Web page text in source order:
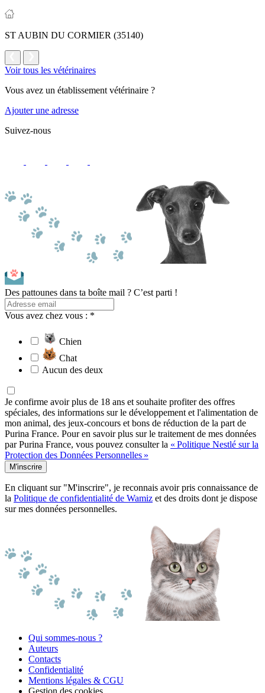
ST AUBIN DU CORMIER (35140)
Voir tous les vétérinaires
Vous avez un établissement vétérinaire ?
Ajouter une adresse
Suivez-nous
Des pattounes dans ta boîte mail ? C’est parti !
Vous avez chez vous : *
Chien
Chat
Aucun des deux
Je confirme avoir plus de 18 ans et souhaite profiter des offres
spéciales, des informations sur le développement et l'alimentation de
mon animal, des jeux-concours et bons de réduction de la part de
Purina France. Pour en savoir plus sur le traitement de mes données
par Purina France, vous pouvez consulter la « Politique Nestlé sur la
Protection des Données Personnelles »
M'inscrire
En cliquant sur "M'inscrire", je reconnais avoir pris connaissance de
la Politique de confidentialité de Wamiz et des droits dont je dispose
sur mes données personnelles.
Qui sommes-nous ?
Auteurs
Contacts
Confidentialité
Mentions légales & CGU